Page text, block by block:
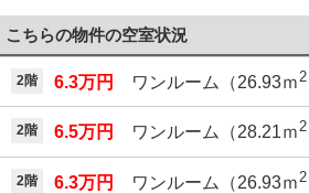
こちらの物件の空室状況
2階 6.3万円 ワンルーム（26.93ｍ 2
2階 6.5万円 ワンルーム（28.21ｍ2
2階 6.3万円 ワンルーム（26.93ｍ 2